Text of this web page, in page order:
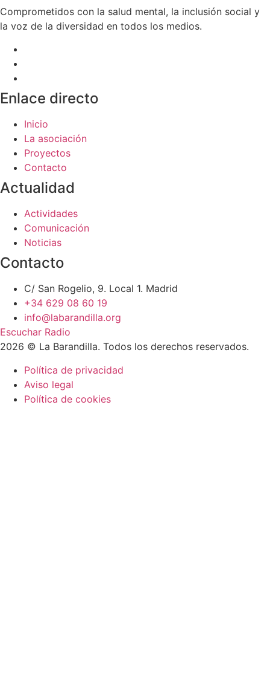
Comprometidos con la salud mental, la inclusión social y
la voz de la diversidad en todos los medios.
Enlace directo
Inicio
La asociación
Proyectos
Contacto
Actualidad
Actividades
Comunicación
Noticias
Contacto
C/ San Rogelio, 9. Local 1. Madrid
+34 629 08 60 19
info@labarandilla.org
Escuchar Radio
2026 © La Barandilla. Todos los derechos reservados.
Política de privacidad
Aviso legal
Política de cookies